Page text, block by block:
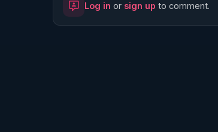
Log in or sign up to comment.